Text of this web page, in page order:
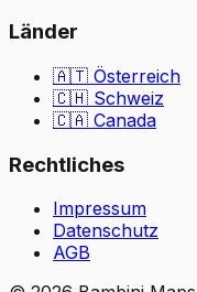
Länder
🇦🇹 Österreich
🇨🇭 Schweiz
🇨🇦 Canada
Rechtliches
Impressum
Datenschutz
AGB